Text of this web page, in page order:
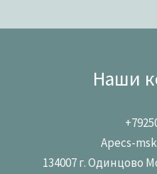
Наши
Apecs-
134007 г. Одинцово